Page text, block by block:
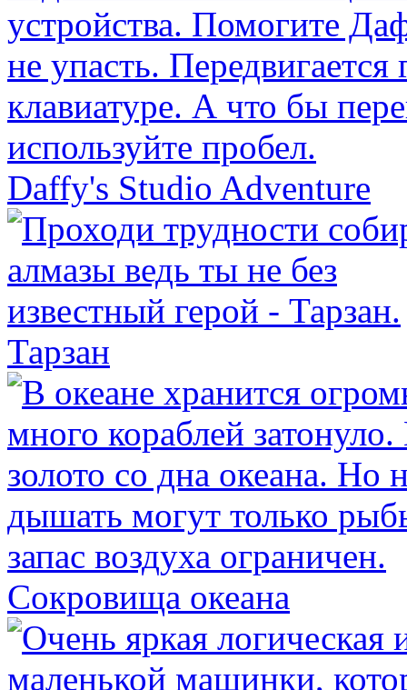
Daffy's Studio Adventure
Тарзан
Сокровища океана